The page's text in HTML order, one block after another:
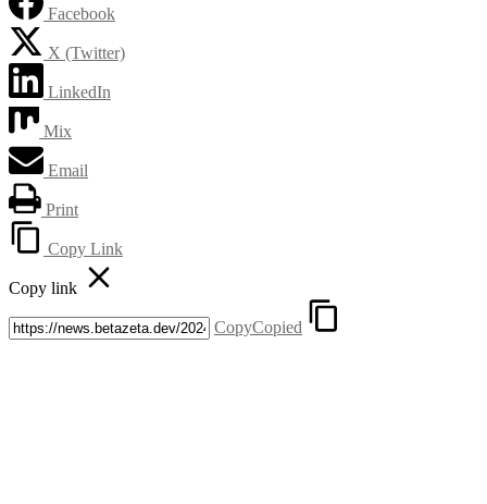
Facebook
X (Twitter)
LinkedIn
Mix
Email
Print
Copy Link
Copy link
CopyCopied